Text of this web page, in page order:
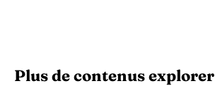
Plus de contenus explorer